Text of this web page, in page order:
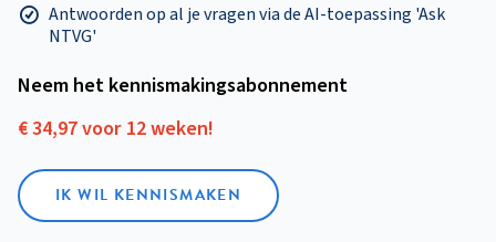
Antwoorden op al je vragen via de AI-toepassing 'Ask
NTVG'
Neem het kennismakings­abonnement
€ 34,97 voor 12 weken!
IK WIL KENNISMAKEN